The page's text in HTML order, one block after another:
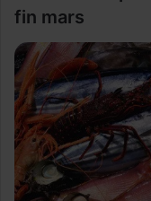
fin mars